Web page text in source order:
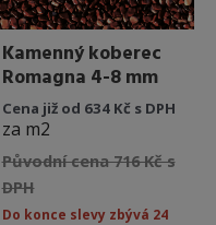
Kamenný koberec
Romagna 4-8 mm
Cena již od 634 Kč s DPH
za m2
Původní cena 716 Kč s
DPH
Do konce slevy zbývá 24